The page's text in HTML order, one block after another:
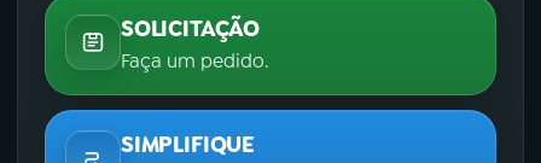
SOLICITAÇÃO
Faça um pedido.
SIMPLIFIQUE